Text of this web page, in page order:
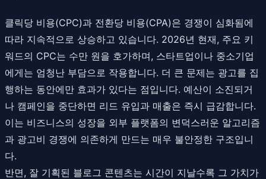
클릭당 비용(CPC)과 전환당 비용(CPA)은 경쟁이 심화됨에
따라 지속적으로 상승하고 있습니다. 2026년 현재, 주요 키
워드의 CPC는 수만 원을 호가하며, 스타트업이나 중소기업
에게는 엄청난 부담으로 작용합니다. 더 큰 문제는 광고를 집
행하는 동안에만 효과가 있다는 점입니다. 예산이 소진되거
나 캠페인을 중단하면 리드 유입과 매출은 즉시 급감합니다.
이는 비즈니스의 성장을 외부 플랫폼의 변덕스러운 알고리즘
과 광고비 경쟁에 의존하게 만드는 매우 불안정한 구조입니
다.
반면, 잘 기획된 블로그 콘텐츠는 시간이 지날수록 그 가치가